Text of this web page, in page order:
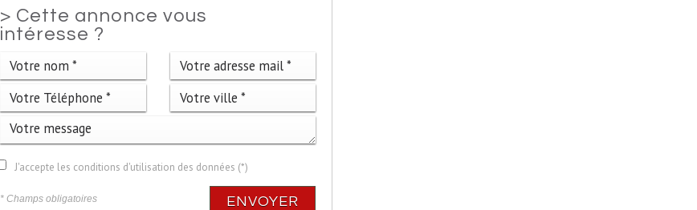
> Cette annonce vous
intéresse ?
J'accepte les conditions d'utilisation des données (*)
* Champs obligatoires ENVOYER